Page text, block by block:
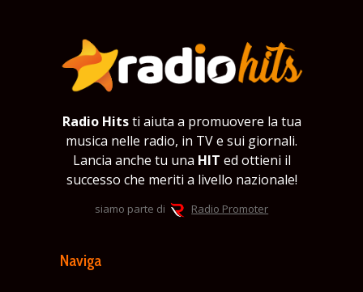
Radio Hitsti aiuta a promuovere la tua
musica nelle radio, in TV e sui giornali.
Lancia anche tu una HIT ed ottieni il
successo che meriti a livello nazionale!
siamo parte di Radio Promoter
Naviga